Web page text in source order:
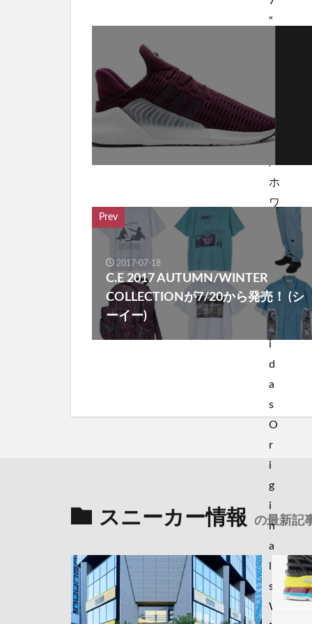
Prev
2017-07-18
C.E 2017 AUTUMN/WINTER
COLLECTIONが7/20から発売！ (シ
ーイー)
スニーカー情報 の最新記